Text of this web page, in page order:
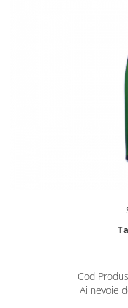
Cod
Ai nevoie